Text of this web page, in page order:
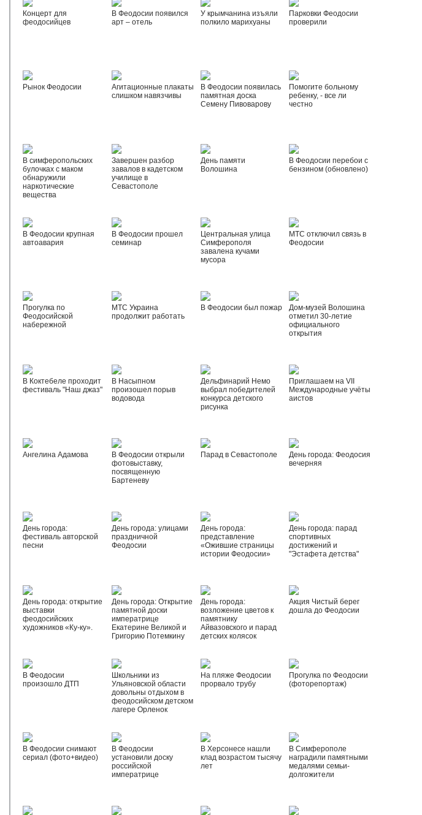
Концерт для
феодосийцев
В Феодосии появился
арт – отель
У крымчанина изъяли
полкило марихуаны
Парковки Феодосии
проверили
Рынок Феодосии
Агитационные плакаты
слишком навязчивы
В Феодосии появилась
памятная доска
Семену Пивоварову
Помогите больному
ребенку, - все ли
честно
В симферопольских
булочках с маком
обнаружили
наркотические
вещества
Завершен разбор
завалов в кадетском
училище в
Севастополе
День памяти
Волошина
В Феодосии перебои с
бензином (обновлено)
В Феодосии крупная
автоавария
В Феодосии прошел
семинар
Центральная улица
Симферополя
завалена кучами
мусора
МТС отключил связь в
Феодосии
Прогулка по
Феодосийской
набережной
МТС Украина
продолжит работать
В Феодосии был пожар
Дом-музей Волошина
отметил 30-летие
официального
открытия
В Коктебеле проходит
фестиваль "Наш джаз"
В Насыпном
произошел порыв
водовода
Дельфинарий Немо
выбрал победителей
конкурса детского
рисунка
Приглашаем на VII
Международные учёты
аистов
Ангелина Адамова
В Феодосии открыли
фотовыставку,
посвященную
Бартеневу
Парад в Севастополе
День города: Феодосия
вечерняя
День города:
фестиваль авторской
песни
День города: улицами
праздничной
Феодосии
День города:
представление
«Ожившие страницы
истории Феодосии»
День города: парад
спортивных
достижений и
"Эстафета детства"
День города: открытие
выставки
феодосийских
художников «Ку-ку».
День города: Открытие
памятной доски
императрице
Екатерине Великой и
Григорию Потемкину
День города:
возложение цветов к
памятнику
Айвазовского и парад
детских колясок
Акция Чистый берег
дошла до Феодосии
В Феодосии
произошло ДТП
Школьники из
Ульяновской области
довольны отдыхом в
феодосийском детском
лагере Орленок
На пляже Феодосии
прорвало трубу
Прогулка по Феодосии
(фоторепортаж)
В Феодосии снимают
сериал (фото+видео)
В Феодосии
установили доску
российской
императрице
В Херсонесе нашли
клад возрастом тысячу
лет
В Симферополе
наградили памятными
медалями семьи-
долгожители